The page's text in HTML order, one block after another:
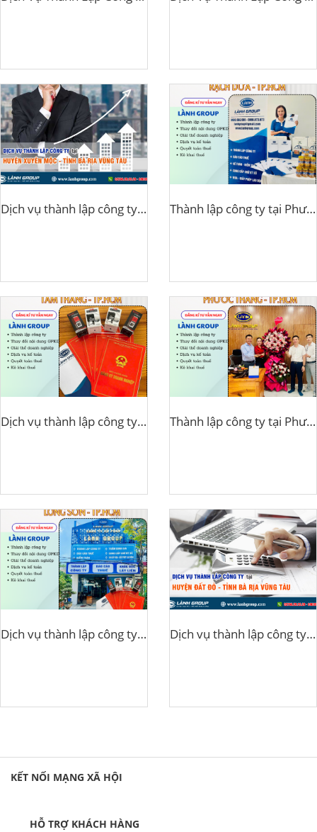
Dịch vụ thành lập công ty tại huyện Xuyên Mộc, tỉnh Bà Rịa – Vũng Tàu Thành lập công ty tại Phường Rạch Dừa, TP Hồ Chí Minh – Dịch vụ trọn gói Lành Group
Dịch vụ thành lập công ty tại phường Tam Thắng, TP.HCM – Lành Group Thành lập công ty tại Phường Phước Thắng, TP. Hồ Chí Minh – Dịch vụ trọn gói Lành Group
Dịch vụ thành lập công ty tại xã Long Sơn, TP.HCM – Lành Group Dịch vụ thành lập công ty tại Huyện đất đỏ, Tỉnh Bà Rịa - Vũng Tàu
KẾT NỐI MẠNG XÃ HỘI
HỖ TRỢ KHÁCH HÀNG